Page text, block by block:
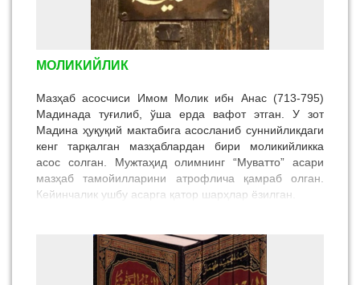
МОЛИКИЙЛИК
Мазҳаб асосчиси Имом Молик ибн Анас (713-795)
Мадинада туғилиб, ўша ерда вафот этган. У зот
Мадина ҳуқуқий мактабига асосланиб суннийликдаги
кенг тарқалган мазҳаблардан бири моликийликка
асос солган. Мужтаҳид олимнинг “Муватто” асари
мазҳаб тамойилларини атрофлича қамраб олган.
Кейинчалик ушбу асарга қатор шарҳлар ёзилган.